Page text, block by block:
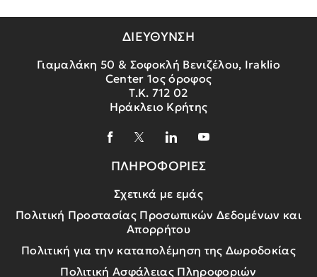
ΔΙΕΥΘΥΝΣΗ
Γιαμαλάκη 50 & Σοφοκλή Βενιζέλου, Iraklio
Center 1ος όροφος
Τ.Κ. 712 02
Ηράκλειο Κρήτης
ΠΛΗΡΟΦΟΡΙΕΣ
Σχετικά με εμάς
Πολιτική Προστασίας Προσωπικών Δεδομένων και
Απορρήτου
Πολιτική για την καταπολέμηση της Δωροδοκίας
Πολιτική Ασφάλειας Πληροφοριών